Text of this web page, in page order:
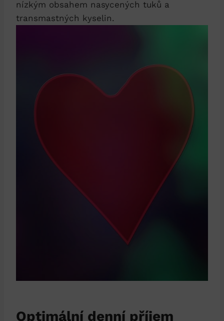
nízkým obsahem nasycených tuků a
transmastných kyselin.
Optimální denní příjem